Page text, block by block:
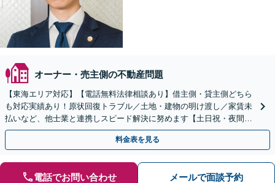
オーナー・売主側の不動産問題
【東海エリア対応】【電話無料法律相談あり】借主側・貸主側どちら
も対応実績あり！原状回復トラブル／土地・建物の明け渡し／家賃未
払いなど、他士業と連携しスピード解決に努めます【土日祝・夜間対
応】【オンライン面談可】【完全個室】
料金表を見る
電話でお問い合わせ メールで面談予約